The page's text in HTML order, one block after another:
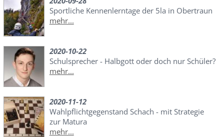
Sportliche Kennenlerntage der 5la in Obertraun
mehr...
2020-10-22
Schulsprecher - Halbgott oder doch nur Schüler?
mehr...
2020-11-12
Wahlpflichtgegenstand Schach - mit Strategie
zur Matura
mehr...